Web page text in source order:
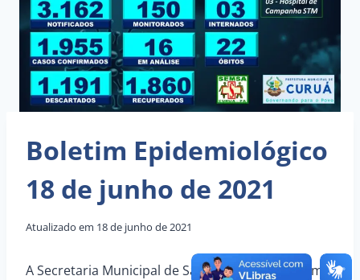
Boletim Epidemiológico
18 de junho de 2021
Atualizado em 18 de junho de 2021
A Secretaria Municipal de Saúde de Curuá informa